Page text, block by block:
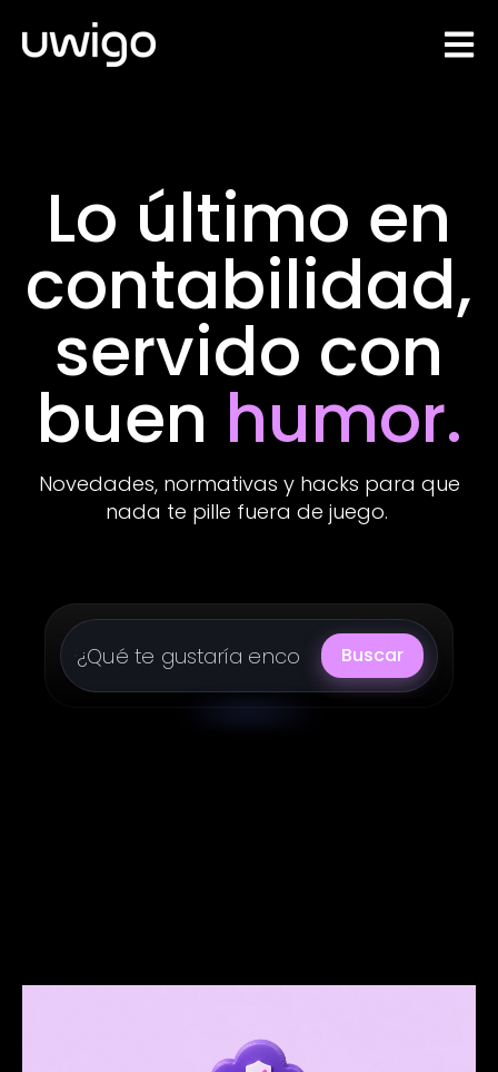
Lo último en
contabilidad,
servido con
buen humor.
Novedades, normativas y hacks para que
nada te pille fuera de juego.
Buscar